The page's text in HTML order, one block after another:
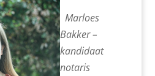
Marloes
Bakker –
kandidaat
notaris